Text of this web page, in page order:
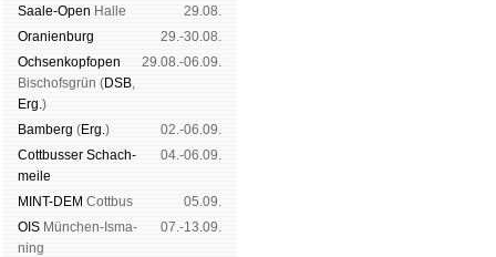
Saale-Open Halle
29.08.
Oranien­burg
29.-30.08.
Och­sen­kopf­open
Bischofs­grün (DSB,
Erg.)
29.08.-06.09.
Bam­berg (Erg.)
02.-06.09.
Cott­busser Schach­
meile
04.-06.09.
MINT-DEM Cott­bus
05.09.
OIS Mün­chen-Is­ma­
ning
07.-13.09.